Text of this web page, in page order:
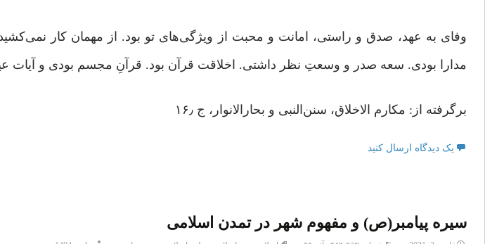
وفای به عهد، صدق و راستی، امانت و محبت از ویژگی‌های تو بود. از مهمان کار
مدارا بودی. سعه صدر و وسعتِ نظر داشتی. اخلاقت قرآن بود. قرآنِ مجسم بودی و آیات عینیت
برگرفته از: مکارم الاخلاق، سنن‌النبی و بحارالانوار، ج ۱۶٫
یک دیدگاه ارسال کنید
سیره پیامبر(ص) و مفهوم شهر در تمدن اسلامی